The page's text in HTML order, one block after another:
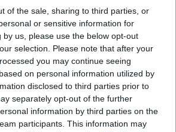
of the sale, sharing to third parties, or
or sensitive information for
by us, please use the below opt-out
selection. Please note that after your
you may continue seeing
on personal information utilized by
disclosed to third parties prior to
separately opt-out of the further
information by third parties on the
participants. This information may
per il personale del settore
ristorazione e delle
identificazione di un
alle strutture alberghiere
completi senza glutine e
che vendono
per celiaci;